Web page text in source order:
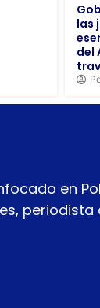
las
del
en